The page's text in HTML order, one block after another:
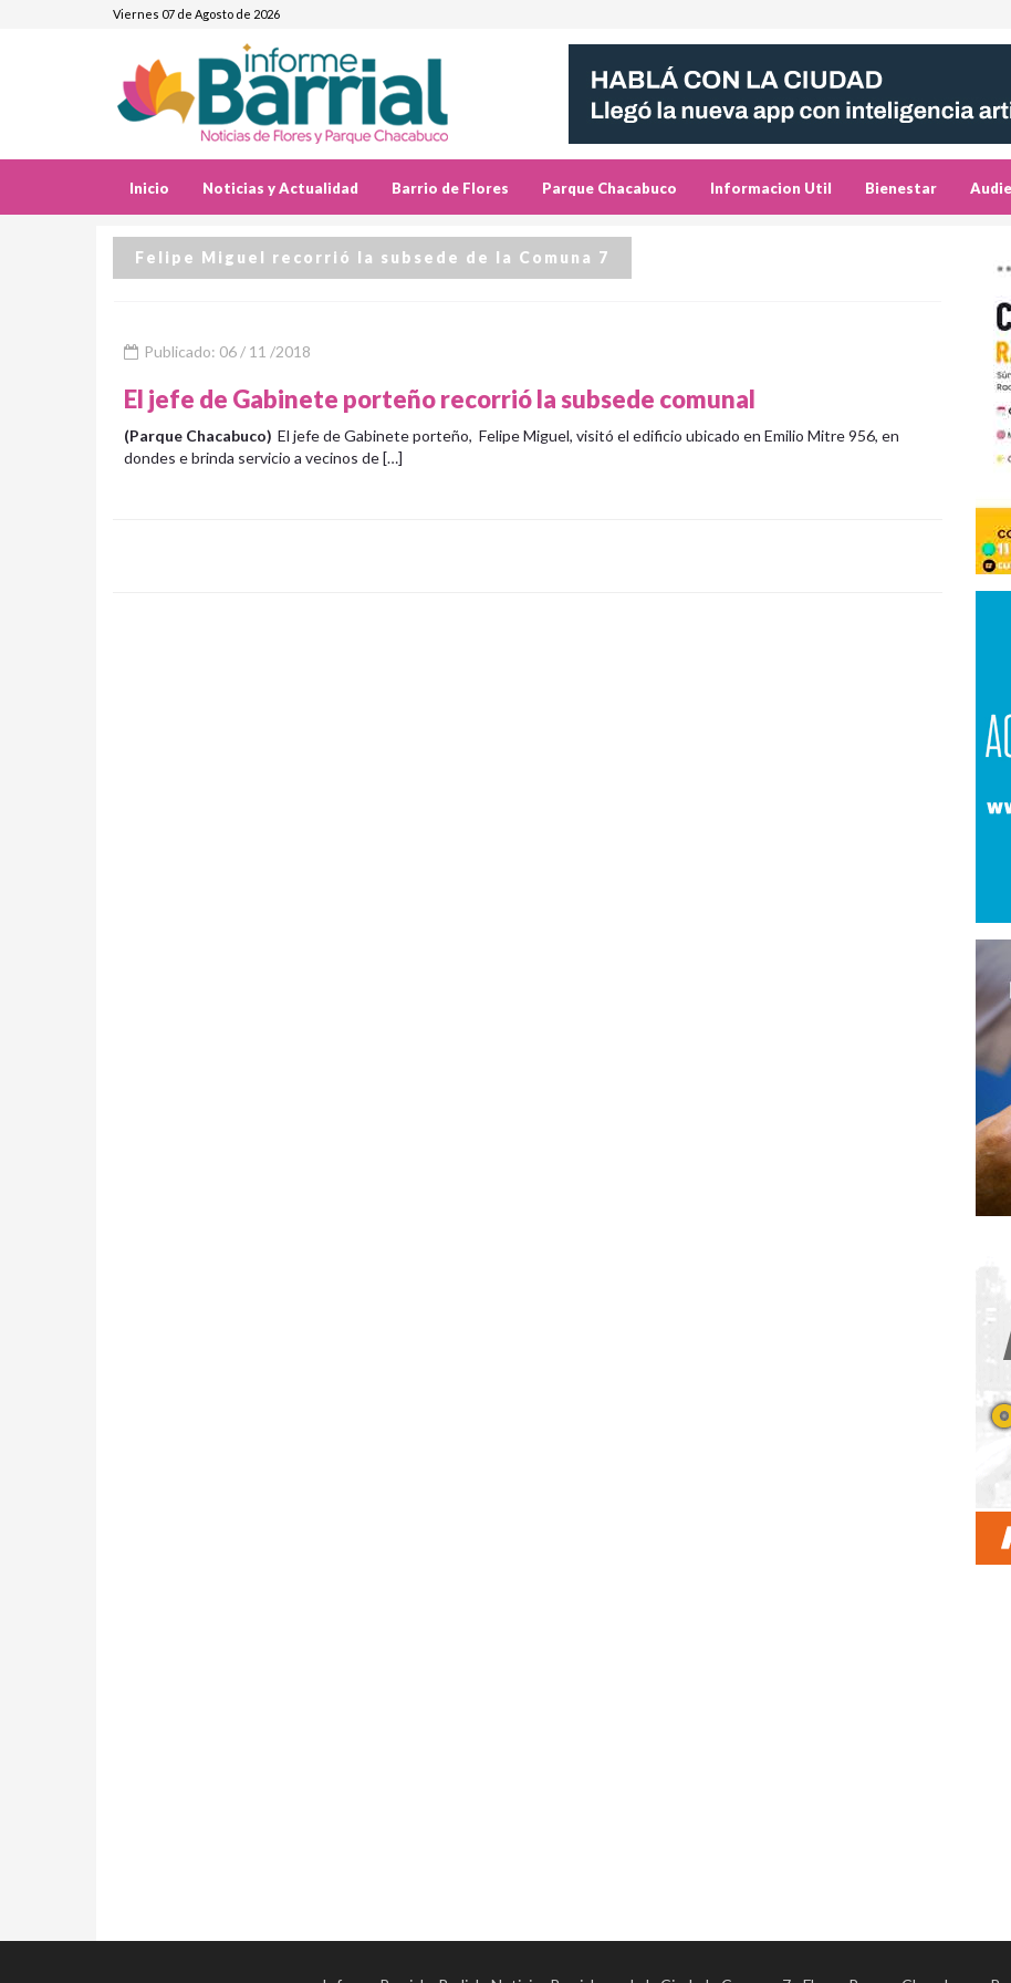
Viernes 07 de Agosto de 2026
Inicio Noticias y Actualidad Barrio de Flores Parque Chacabuco Informacion Util Bienestar
Felipe Miguel recorrió la subsede de la Comuna 7
Publicado: 06 / 11 /2018
El jefe de Gabinete porteño recorrió la subsede comunal
(Parque Chacabuco) El jefe de Gabinete porteño, Felipe Miguel, visitó el edificio ubicado en Emilio Mitre 956, en
dondes e brinda servicio a vecinos de […]